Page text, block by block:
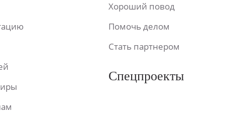
Хороший повод
Помочь делом
Стать партнером
Спецпроекты